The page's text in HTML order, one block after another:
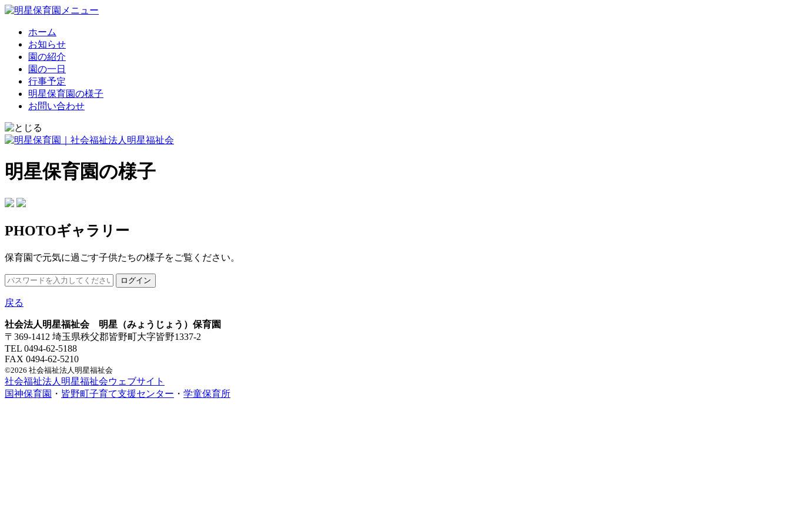
ホーム
お知らせ
園の紹介
園の一日
行事予定
明星保育園の様子
お問い合わせ
明星保育園の様子
PHOTOギャラリー
保育園で元気に過ごす子供たちの様子をご覧ください。
戻る
社会法人明星福祉会 明星（みょうじょう）保育園
〒369-1412 埼玉県秩父郡皆野町大字皆野1337-2
TEL 0494-62-5188
FAX 0494-62-5210
©2026 社会福祉法人明星福祉会
社会福祉法人明星福祉会ウェブサイト
国神保育園 ・ 皆野町子育て支援センター ・ 学童保育所